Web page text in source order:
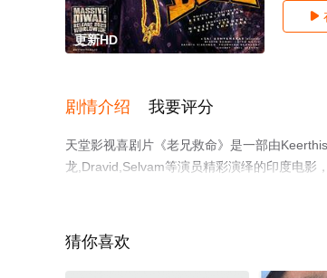
更新HD

剧情介绍 我要评分
天堂影视喜剧片《老兄救命》是一部由
龙,Dravid,Selvam等演员精彩演绎的印度电影
猜你喜欢